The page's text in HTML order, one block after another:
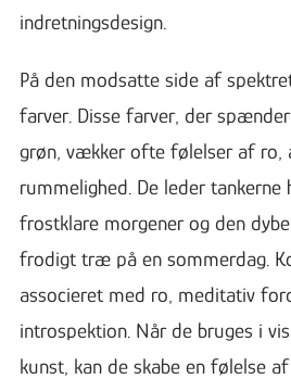
indretningsdesign.
På den modsatte side af
farver. Disse farver, der
grøn, vækker ofte følelser af ro,
rummelighed. De leder tankerne
frostklare morgener og den
frodigt træ på en sommerdag.
associeret med ro, meditativ
introspektion. Når de bruges i
kunst, kan de skabe en følelse